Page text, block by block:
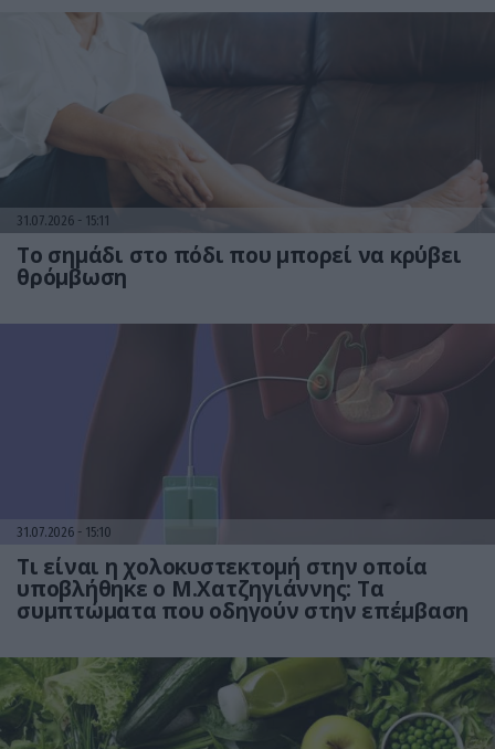
31.07.2026 15:11
Το σημάδι στο πόδι που μπορεί να κρύβει
θρόμβωση
31.07.2026 15:10
Τι είναι η χολοκυστεκτομή στην οποία
υποβλήθηκε ο Μ.Χατζηγιάννης: Tα
συμπτώματα που οδηγούν στην επέμβαση